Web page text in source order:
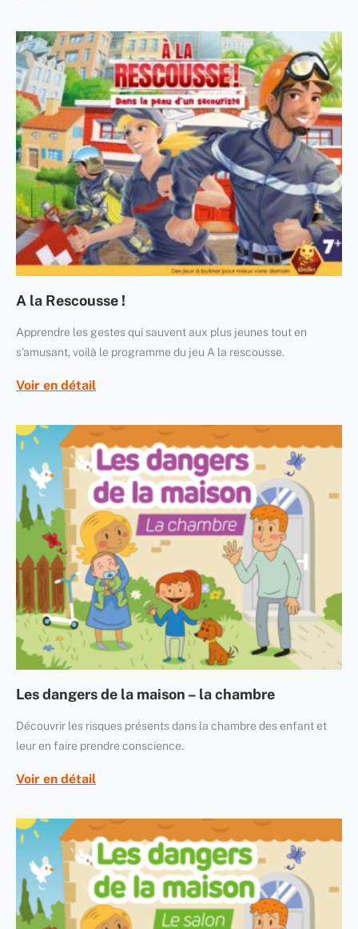
A la Rescousse !
Apprendre les gestes qui sauvent aux plus jeunes tout en
s’amusant, voilà le programme du jeu A la rescousse.
Voir en détail
Les dangers de la maison – la chambre
Découvrir les risques présents dans la chambre des enfant et
leur en faire prendre conscience.
Voir en détail